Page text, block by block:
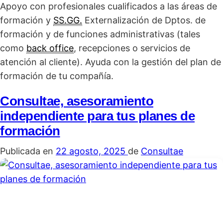
Apoyo con profesionales cualificados a las áreas de
formación y SS.GG. Externalización de Dptos. de
formación y de funciones administrativas (tales
como back office, recepciones o servicios de
atención al cliente). Ayuda con la gestión del plan de
formación de tu compañía.
Consultae, asesoramiento
independiente para tus planes de
formación
Publicada en 22 agosto, 2025 de Consultae